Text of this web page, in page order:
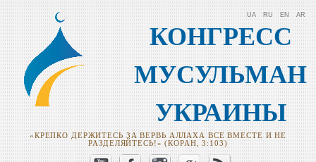
КОНГРЕСС
МУСУЛЬМАН
УКРАИНЫ
«КРЕПКО ДЕРЖИТЕСЬ ЗА ВЕРВЬ АЛЛАХА ВСЕ ВМЕСТЕ И НЕ
РАЗДЕЛЯЙТЕСЬ!» (КОРАН, 3:103)
UA RU EN AR